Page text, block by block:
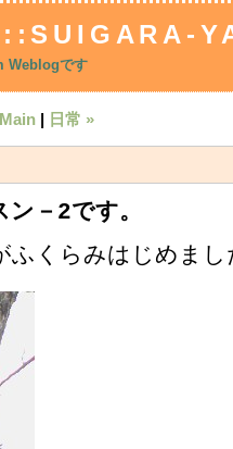
Weblogです
Main | 日常 »
－2です。
ふくらみはじめまし